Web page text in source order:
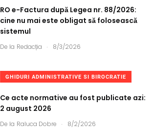
RO e-Factura după Legea nr. 88/2026:
cine nu mai este obligat să folosească
sistemul
De la Redacția . 8/3/2026
GHIDURI ADMINISTRATIVE SI BIROCRATIE
Ce acte normative au fost publicate azi:
2 august 2026
De la Raluca Dobre . 8/2/2026